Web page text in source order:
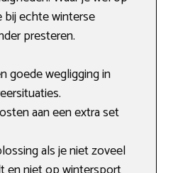
echte winterse
presteren.
goede wegligging in
aan een extra set
als je niet zoveel